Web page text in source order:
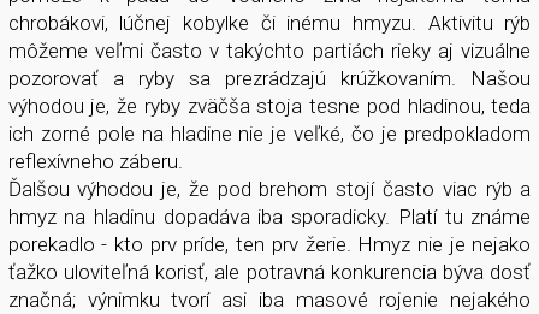
chrobákovi, lúčnej kobylke či inému hmyzu. Aktivitu rýb
môžeme veľmi často v takýchto partiách rieky aj vizuálne
pozorovať a ryby sa prezrádzajú krúžkovaním. Našou
výhodou je, že ryby zväčša stoja tesne pod hladinou, teda
ich zorné pole na hladine nie je veľké, čo je predpokladom
reflexívneho záberu.
Ďalšou výhodou je, že pod brehom stojí často viac rýb a
hmyz na hladinu dopadáva iba sporadicky. Platí tu známe
porekadlo - kto prv príde, ten prv žerie. Hmyz nie je nejako
ťažko uloviteľná korisť, ale potravná konkurencia býva dosť
značná; výnimku tvorí asi iba masové rojenie nejakého